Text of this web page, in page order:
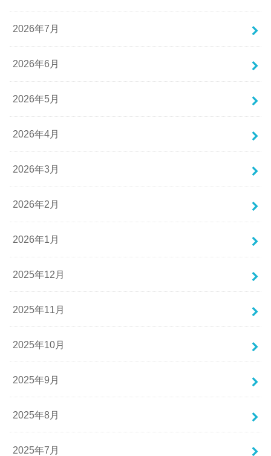
2026年7月
2026年6月
2026年5月
2026年4月
2026年3月
2026年2月
2026年1月
2025年12月
2025年11月
2025年10月
2025年9月
2025年8月
2025年7月